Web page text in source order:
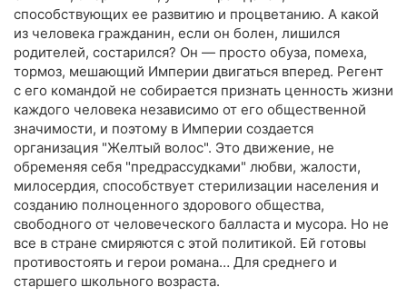
способствующих ее развитию и процветанию. А какой
из человека гражданин, если он болен, лишился
родителей, состарился? Он — просто обуза, помеха,
тормоз, мешающий Империи двигаться вперед. Регент
с его командой не собирается признать ценность жизни
каждого человека независимо от его общественной
значимости, и поэтому в Империи создается
организация "Желтый волос". Это движение, не
обременяя себя "предрассудками" любви, жалости,
милосердия, способствует стерилизации населения и
созданию полноценного здорового общества,
свободного от человеческого балласта и мусора. Но не
все в стране смиряются с этой политикой. Ей готовы
противостоять и герои романа… Для среднего и
старшего школьного возраста.